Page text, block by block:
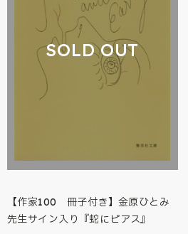
SOLD OUT
【作家100 冊子付き】金原ひとみ
先生サイン入り『蛇にピアス』